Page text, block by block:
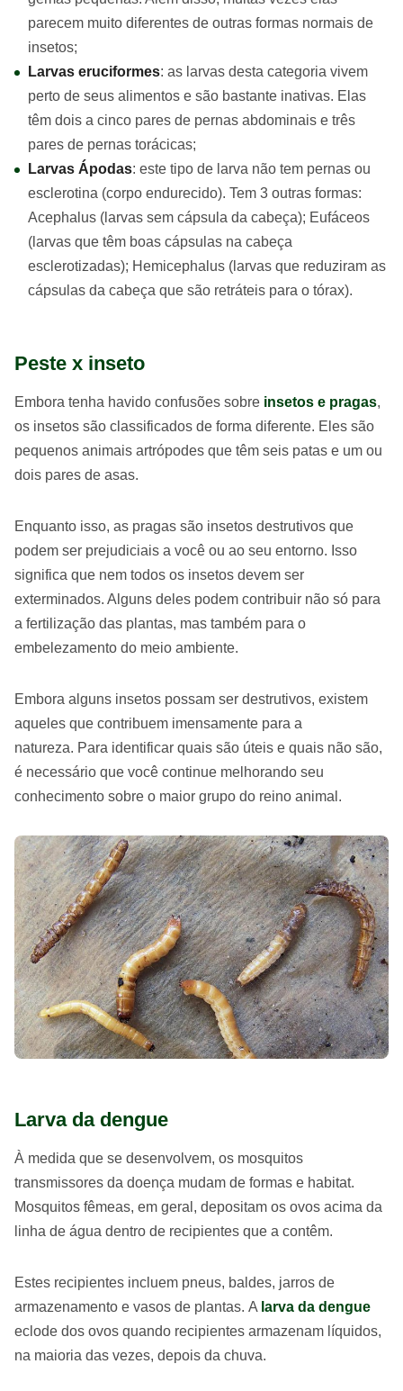
parecem muito diferentes de outras formas normais de
insetos;
Larvas eruciformes: as larvas desta categoria vivem
perto de seus alimentos e são bastante inativas. Elas
têm dois a cinco pares de pernas abdominais e três
pares de pernas torácicas;
Larvas Ápodas: este tipo de larva não tem pernas ou
esclerotina (corpo endurecido). Tem 3 outras formas:
Acephalus (larvas sem cápsula da cabeça); Eufáceos
(larvas que têm boas cápsulas na cabeça
esclerotizadas); Hemicephalus (larvas que reduziram as
cápsulas da cabeça que são retráteis para o tórax).
Peste x inseto
Embora tenha havido confusões sobre insetos e pragas,
os insetos são classificados de forma diferente. Eles são
pequenos animais artrópodes que têm seis patas e um ou
dois pares de asas.
Enquanto isso, as pragas são insetos destrutivos que
podem ser prejudiciais a você ou ao seu entorno. Isso
significa que nem todos os insetos devem ser
exterminados. Alguns deles podem contribuir não só para
a fertilização das plantas, mas também para o
embelezamento do meio ambiente.
Embora alguns insetos possam ser destrutivos, existem
aqueles que contribuem imensamente para a
natureza. Para identificar quais são úteis e quais não são,
é necessário que você continue melhorando seu
conhecimento sobre o maior grupo do reino animal.
Larva da dengue
À medida que se desenvolvem, os mosquitos
transmissores da doença mudam de formas e habitat.
Mosquitos fêmeas, em geral, depositam os ovos acima da
linha de água dentro de recipientes que a contêm.
Estes recipientes incluem pneus, baldes, jarros de
armazenamento e vasos de plantas. A larva da dengue
eclode dos ovos quando recipientes armazenam líquidos,
na maioria das vezes, depois da chuva.